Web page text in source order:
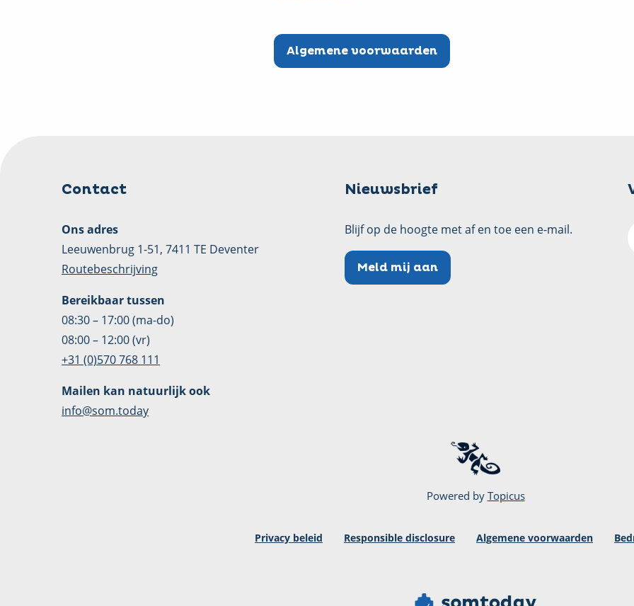
Algemene voorwaarden
Contact
Ons adres
Leeuwenbrug 1-51, 7411 TE Deventer
Routebeschrijving
Bereikbaar tussen
08:30 – 17:00 (ma-do)
08:00 – 12:00 (vr)
+31 (0)570 768 111
Mailen kan natuurlijk ook
info@som.today
Nieuwsbrief
Blijf op de hoogte met af en toe een e-mail.
Meld mij aan
Powered by Topicus
Privacy beleid Responsible disclosure Algemene voorwaarden